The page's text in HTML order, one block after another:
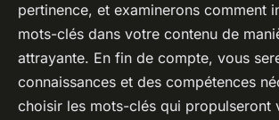
pertinence, et examinerons comment
mots-clés dans votre contenu de
attrayante. En fin de compte, vous
connaissances et des compétences
choisir les mots-clés qui propulseront